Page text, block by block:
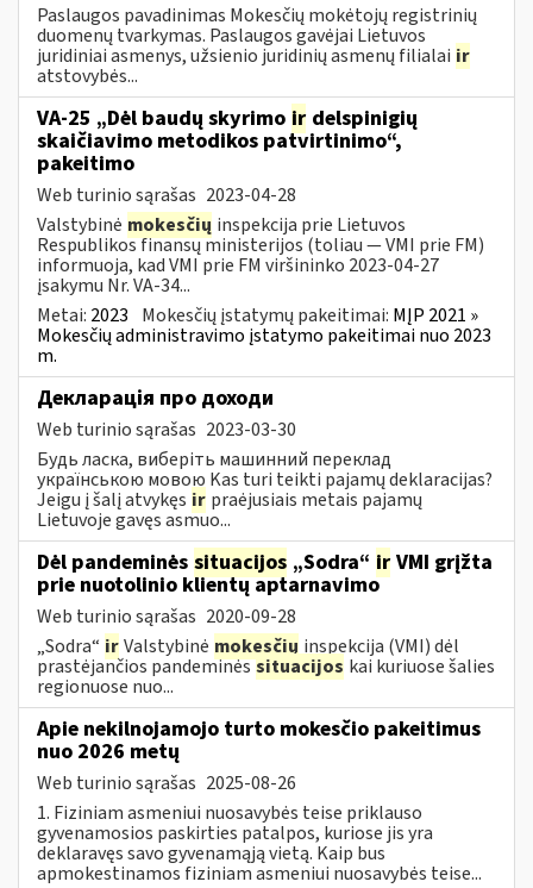
Paslaugos pavadinimas Mokesčių mokėtojų registrinių
duomenų tvarkymas. Paslaugos gavėjai Lietuvos
juridiniai asmenys, užsienio juridinių asmenų filialai ir
atstovybės...
VA-25 „Dėl baudų skyrimo ir delspinigių
skaičiavimo metodikos patvirtinimo“,
pakeitimo
Web turinio sąrašas 2023-04-28
Valstybinė mokesčių inspekcija prie Lietuvos
Respublikos finansų ministerijos (toliau ― VMI prie FM)
informuoja, kad VMI prie FM viršininko 2023-04-27
įsakymu Nr. VA-34...
Metai: 2023 Mokesčių įstatymų pakeitimai: MĮP 2021 »
Mokesčių administravimo įstatymo pakeitimai nuo 2023
m.
Декларація про доходи
Web turinio sąrašas 2023-03-30
Будь ласка, виберіть машинний переклад
українською мовою Kas turi teikti pajamų deklaracijas?
Jeigu į šalį atvykęs ir praėjusiais metais pajamų
Lietuvoje gavęs asmuo...
Dėl pandeminės situacijos „Sodra“ ir VMI grįžta
prie nuotolinio klientų aptarnavimo
Web turinio sąrašas 2020-09-28
„Sodra“ irValstybinė mokesčių inspekcija (VMI) dėl
prastėjančios pandeminėssituacijos kai kuriuose šalies
regionuose nuo...
Apie nekilnojamojo turto mokesčio pakeitimus
nuo 2026 metų
Web turinio sąrašas 2025-08-26
1. Fiziniam asmeniui nuosavybės teise priklauso
gyvenamosios paskirties patalpos, kuriose jis yra
deklaravęs savo gyvenamąją vietą. Kaip bus
apmokestinamos fiziniam asmeniui nuosavybės teise...